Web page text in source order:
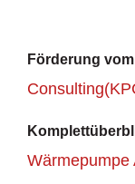
Förderung
Wärmepumpe